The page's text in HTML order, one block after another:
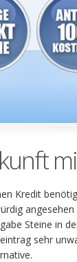
Kredit
Steine in
sehr